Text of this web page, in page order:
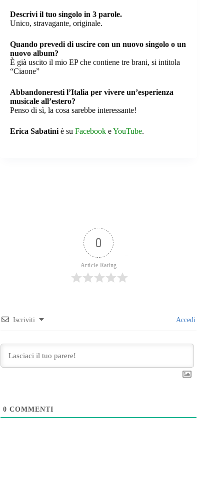
Descrivi il tuo singolo in 3 parole.
Unico, stravagante, originale.
Quando prevedi di uscire con un nuovo singolo o un
nuovo album?
È già uscito il mio EP che contiene tre brani, si intitola
“Ciaone”
Abbandoneresti l’Italia per vivere un’esperienza
musicale all’estero?
Penso di sì, la cosa sarebbe interessante!
Erica Sabatini è su Facebook eYouTube.
0
Article Rating
Iscriviti Accedi
0 COMMENTI